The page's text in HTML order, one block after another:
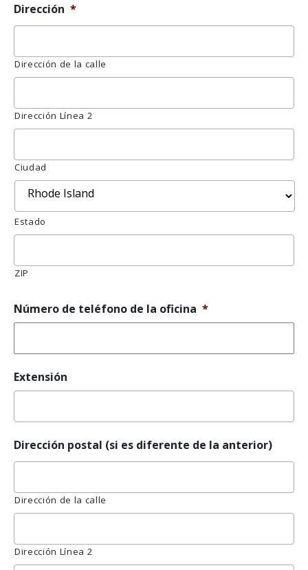
Dirección *
Dirección de la calle
Dirección Línea 2
Ciudad
Estado
ZIP
Número de teléfono de la oficina *
Extensión
Dirección postal (si es diferente de la anterior)
Dirección de la calle
Dirección Línea 2